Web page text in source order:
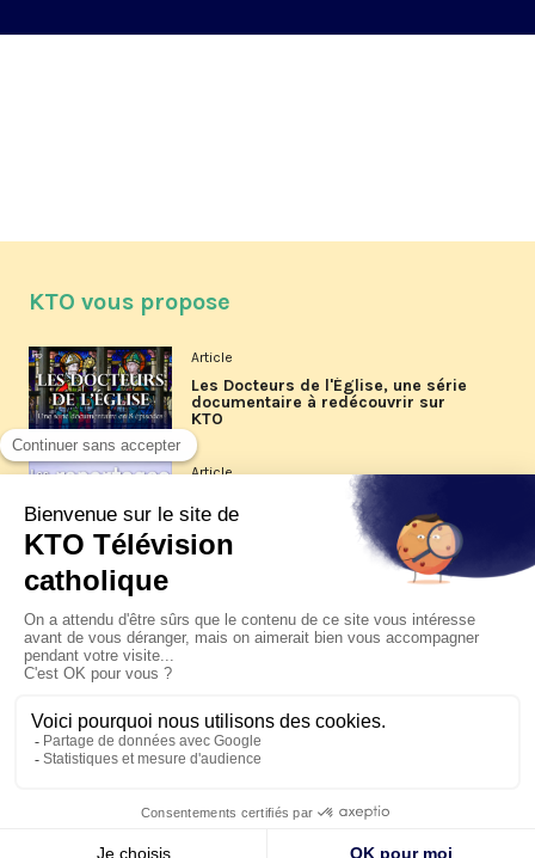
KTO vous propose
Article
Les Docteurs de l'Église, une série
documentaire à redécouvrir sur
KTO
Article
Les reportages d'été 2026 de KTO
La visite pastorale du pape Léon
XIV à Assise à suivre sur KTO le
jeudi 6 août
Le pape en Uruguay, Argentine et
Pérou du 6 au 17 novembre 2026